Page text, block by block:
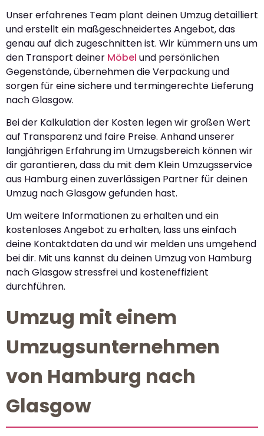
Unser erfahrenes Team plant deinen Umzug detailliert
und erstellt ein maßgeschneidertes Angebot, das
genau auf dich zugeschnitten ist. Wir kümmern uns um
den Transport deiner Möbel und persönlichen
Gegenstände, übernehmen die Verpackung und
sorgen für eine sichere und termingerechte Lieferung
nach Glasgow.
Bei der Kalkulation der Kosten legen wir großen Wert
auf Transparenz und faire Preise. Anhand unserer
langjährigen Erfahrung im Umzugsbereich können wir
dir garantieren, dass du mit dem Klein Umzugsservice
aus Hamburg einen zuverlässigen Partner für deinen
Umzug nach Glasgow gefunden hast.
Um weitere Informationen zu erhalten und ein
kostenloses Angebot zu erhalten, lass uns einfach
deine Kontaktdaten da und wir melden uns umgehend
bei dir. Mit uns kannst du deinen Umzug von Hamburg
nach Glasgow stressfrei und kosteneffizient
durchführen.
Umzug mit einem
Umzugsunternehmen
von Hamburg nach
Glasgow